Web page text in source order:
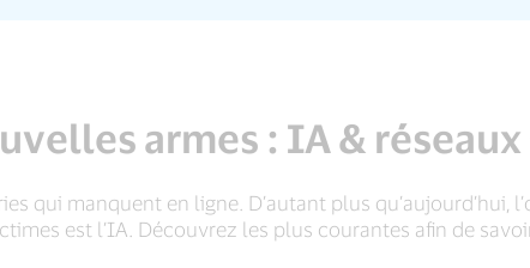
armes : IA &
qui manquent en ligne. D’autant plus qu’aujourd’hui,
est l’IA. Découvrez les plus courantes afin de